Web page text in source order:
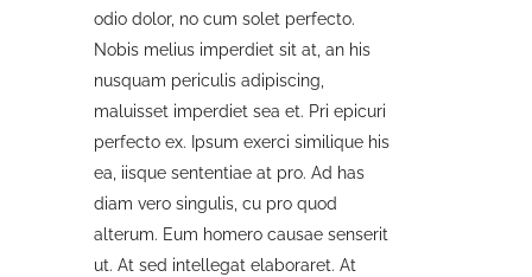
odio dolor, no cum solet perfecto.
Nobis melius imperdiet sit at, an his
nusquam periculis adipiscing,
maluisset imperdiet sea et. Pri epicuri
perfecto ex. Ipsum exerci similique his
ea, iisque sententiae at pro. Ad has
diam vero singulis, cu pro quod
alterum. Eum homero causae senserit
ut. At sed intellegat elaboraret. At